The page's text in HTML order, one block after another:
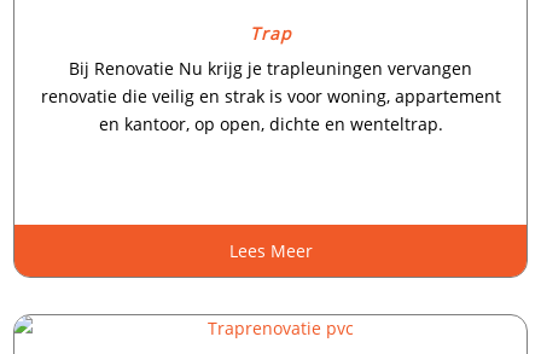
Trap
Bij Renovatie Nu krijg je trapleuningen vervangen
renovatie die veilig en strak is voor woning, appartement
en kantoor, op open, dichte en wenteltrap.​
Lees Meer